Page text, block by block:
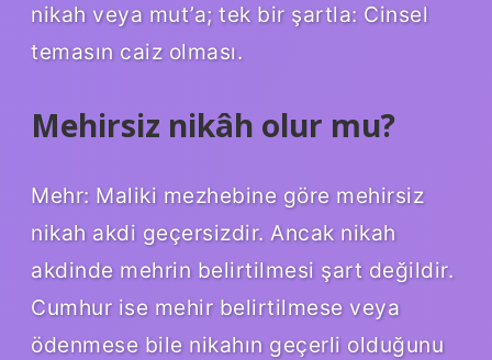
nikah veya mut’a; tek bir şartla: Cinsel
temasın caiz olması.
Mehirsiz nikâh olur mu?
Mehr: Maliki mezhebine göre mehirsiz
nikah akdi geçersizdir. Ancak nikah
akdinde mehrin belirtilmesi şart değildir.
Cumhur ise mehir belirtilmese veya
ödenmese bile nikahın geçerli olduğunu